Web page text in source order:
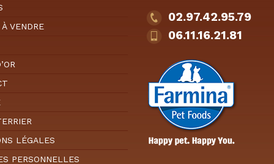
VENDRE
LÉGALES
PERSONNELLES
02.97.42.95.79
06.11.16.21.81